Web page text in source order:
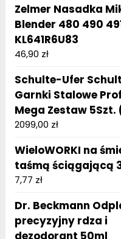
Zelmer Nasadka
Blender 480 490
KL641R6U83
46,90 zł
Schulte-Ufer
Garnki Stalowe
Mega Zestaw
2099,00 zł
WieloWORKI na
taśmą ściągającą
7,77 zł
Dr. Beckmann
precyzyjny rdza i
dezodorant 50ml